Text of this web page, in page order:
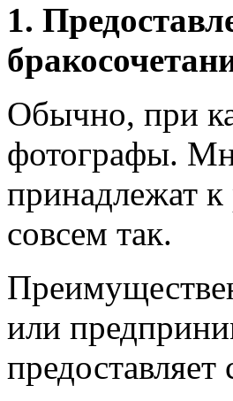
1.
Обычно, при
фотографы.
принадлежат
совсем так.
или